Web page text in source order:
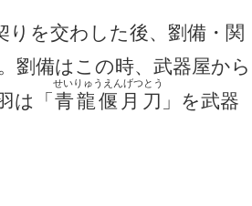
りを交わした後、劉備・関
劉備はこの時、武器屋から
は「 青龍偃月刀
せいりゅうえんげつとう
」を武器